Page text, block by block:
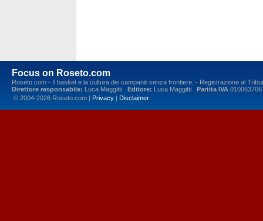
Focus on Roseto.com
Roseto.com - Il basket e la cultura dei campanili senza frontiere. - Registrazione al
Direttore responsabile: Luca Maggitti Editore: Luca Maggitti Partita IVA
© 2004-2026 Roseto.com | Privacy | Disclaimer